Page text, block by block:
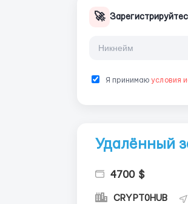
🚀
Я принимаюусловия
Удалённый
4700 $
CRYPT0HUB